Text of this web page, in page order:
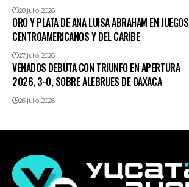
28 julio, 2026
ORO Y PLATA DE ANA LUISA ABRAHAM EN JUEGOS
CENTROAMERICANOS Y DEL CARIBE
27 julio, 2026
VENADOS DEBUTA CON TRIUNFO EN APERTURA
2026, 3-0, SOBRE ALEBRIJES DE OAXACA
26 julio, 2026